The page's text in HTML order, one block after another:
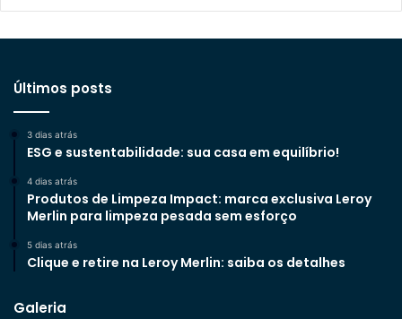
Últimos posts
3 dias atrás
ESG e sustentabilidade: sua casa em equilíbrio!
4 dias atrás
Produtos de Limpeza Impact: marca exclusiva Leroy
Merlin para limpeza pesada sem esforço
5 dias atrás
Clique e retire na Leroy Merlin: saiba os detalhes
Galeria